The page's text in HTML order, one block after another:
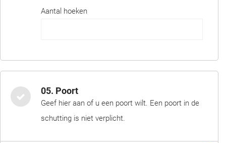
Aantal hoeken
05. Poort
Geef hier aan of u een poort wilt. Een poort in de
schutting is niet verplicht.